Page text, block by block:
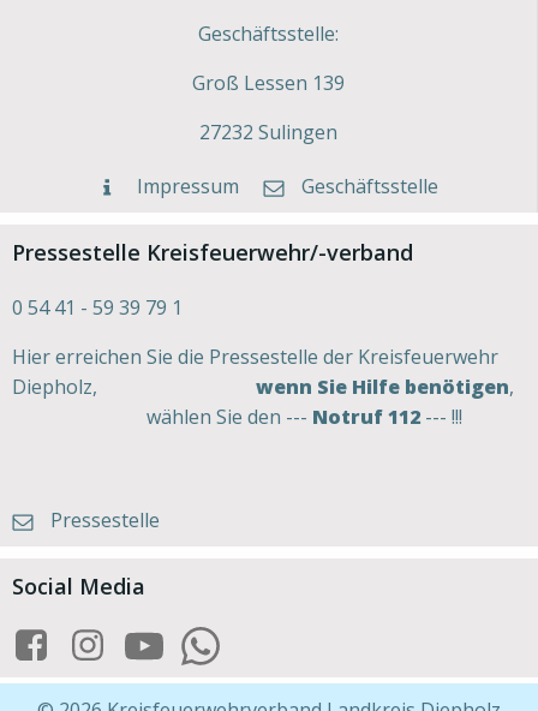
Geschäftsstelle:
Groß Lessen 139
27232 Sulingen
Impressum Geschäftsstelle
Pressestelle Kreisfeuerwehr/-verband
0 54 41 - 59 39 79 1
Hier erreichen Sie die Pressestelle der Kreisfeuerwehr
Diepholz, wenn Sie Hilfe benötigen,
wählen Sie den --- Notruf 112 --- !!!
Pressestelle
Social Media